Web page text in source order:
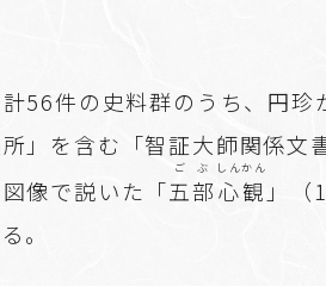
56件の史料群のうち、円珍
」を含む「智証大師関係文
像で説いた「五部
ごぶ
心観
しんかん
」（
。